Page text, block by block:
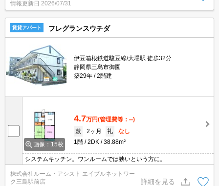
情報更新日 2026/07/31
賃貸アパート フレグランスウチダ
伊豆箱根鉄道駿豆線/大場駅 徒歩32分
静岡県三島市御園
築29年
2階建
画像：15枚
4.7万円(管理費等：--)
敷
2ヶ月 礼
なし
1階
2DK 38.88m²
システムキッチン。ワンルームでは狭いという方に。
株式会社ルーム・アシスト エイブルネットワー
ク三島駅前店
詳細を見る